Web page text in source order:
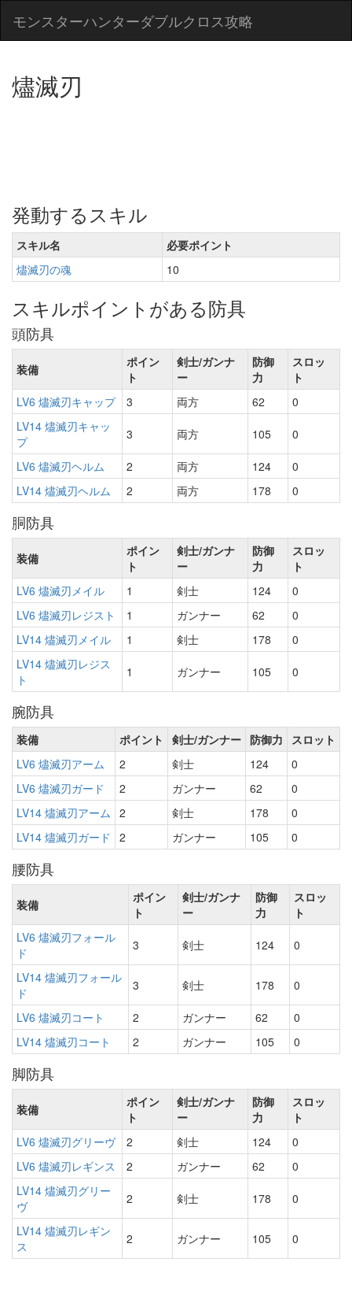
モンスターハンターダブルクロス攻略
燼滅刃
発動するスキル
スキル名
必要ポイント
燼滅刃の魂
10
スキルポイントがある防具
頭防具
装備
ポイン
ト
剣士/ガンナ
ー
防御
力
スロッ
ト
LV6 燼滅刃キャップ
3 両方 62
0
LV14 燼滅刃キャッ
プ
3 両方 105 0
LV6 燼滅刃ヘルム 2 両方 124
0
LV14 燼滅刃ヘルム
2 両方 178 0
胴防具
装備
ポイン
ト
剣士/ガンナ
ー
防御
力
スロッ
ト
LV6 燼滅刃メイル
1 剣士 124
0
LV6 燼滅刃レジスト
1 ガンナー 62
0
LV14 燼滅刃メイル
1 剣士 178
0
LV14 燼滅刃レジス
ト
1 ガンナー 105 0
腕防具
装備 ポイント 剣士/ガンナー 防御力
スロット
LV6 燼滅刃アーム
2 剣士 124
0
LV6 燼滅刃ガード
2 ガンナー 62
0
LV14 燼滅刃アーム 2 剣士 178
0
LV14 燼滅刃ガード
2 ガンナー 105 0
腰防具
装備
ポイン
ト
剣士/ガンナ
ー
防御
力
スロッ
ト
LV6 燼滅刃フォール
ド
3 剣士 124 0
LV14 燼滅刃フォール
ド
3 剣士 178 0
LV6 燼滅刃コート 2 ガンナー 62
0
LV14 燼滅刃コート
2 ガンナー 105 0
脚防具
装備
ポイン
ト
剣士/ガンナ
ー
防御
力
スロッ
ト
LV6 燼滅刃グリーヴ
2 剣士 124
0
LV6 燼滅刃レギンス
2 ガンナー 62
0
LV14 燼滅刃グリー
ヴ
2 剣士 178 0
LV14 燼滅刃レギン
ス
2 ガンナー 105 0